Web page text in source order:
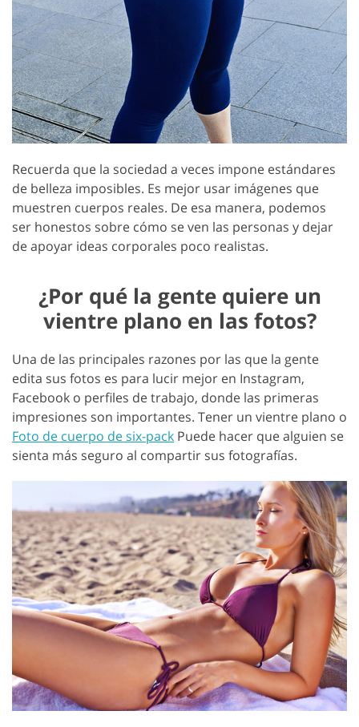
Recuerda que la sociedad a veces impone estándares
de belleza imposibles. Es mejor usar imágenes que
muestren cuerpos reales. De esa manera, podemos
ser honestos sobre cómo se ven las personas y dejar
de apoyar ideas corporales poco realistas.
¿Por qué la gente quiere un
vientre plano en las fotos?
Una de las principales razones por las que la gente
edita sus fotos es para lucir mejor en Instagram,
Facebook o perfiles de trabajo, donde las primeras
impresiones son importantes. Tener un vientre plano o
Foto de cuerpo de six-pack Puede hacer que alguien se
sienta más seguro al compartir sus fotografías.